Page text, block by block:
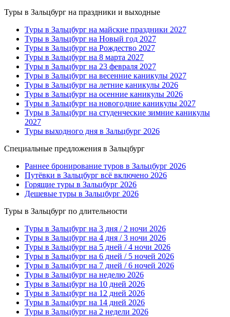
Туры в Зальцбург на праздники и выходные
Туры в Зальцбург на майские праздники 2027
Туры в Зальцбург на Новый год 2027
Туры в Зальцбург на Рождество 2027
Туры в Зальцбург на 8 марта 2027
Туры в Зальцбург на 23 февраля 2027
Туры в Зальцбург на весенние каникулы 2027
Туры в Зальцбург на летние каникулы 2026
Туры в Зальцбург на осенние каникулы 2026
Туры в Зальцбург на новогодние каникулы 2027
Туры в Зальцбург на студенческие зимние каникулы
2027
Туры выходного дня в Зальцбург 2026
Специальные предложения в Зальцбург
Раннее бронирование туров в Зальцбург 2026
Путёвки в Зальцбург всё включено 2026
Горящие туры в Зальцбург 2026
Дешевые туры в Зальцбург 2026
Туры в Зальцбург по длительности
Туры в Зальцбург на 3 дня / 2 ночи 2026
Туры в Зальцбург на 4 дня / 3 ночи 2026
Туры в Зальцбург на 5 дней / 4 ночи 2026
Туры в Зальцбург на 6 дней / 5 ночей 2026
Туры в Зальцбург на 7 дней / 6 ночей 2026
Туры в Зальцбург на неделю 2026
Туры в Зальцбург на 10 дней 2026
Туры в Зальцбург на 12 дней 2026
Туры в Зальцбург на 14 дней 2026
Туры в Зальцбург на 2 недели 2026